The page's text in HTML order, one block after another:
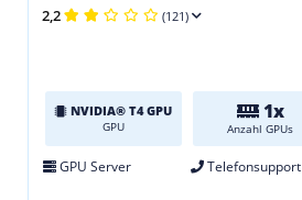
2,2 (121)
NVIDIA® T4 GPU
GPU
1x
Anzahl GPUs
GPU Server Telefonsupport